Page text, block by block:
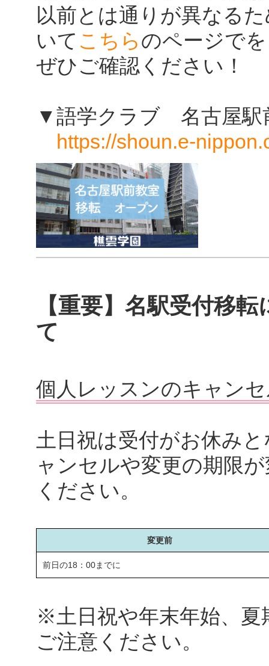
以前とは通りが異なる
いて こちらのページで
ぜひご確認ください！
▼語学クラブ 名古屋駅
https://shoun.e-
【重要】名駅受付移
て
個人レッスンのキャン
土日祝は受付がお休み
ャンセルや変更の期限
ください。
変更前
前日の18：00までに
※土日祝や年末年始、夏
ご注意ください。